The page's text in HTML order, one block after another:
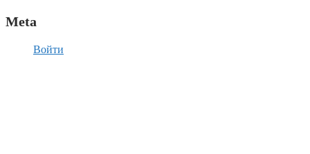
Meta
Войти